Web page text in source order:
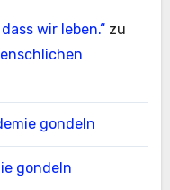
wir leben.“zu
gondeln
gondeln